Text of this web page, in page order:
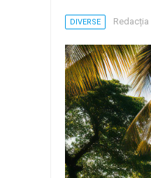
DIVERSE Redacția